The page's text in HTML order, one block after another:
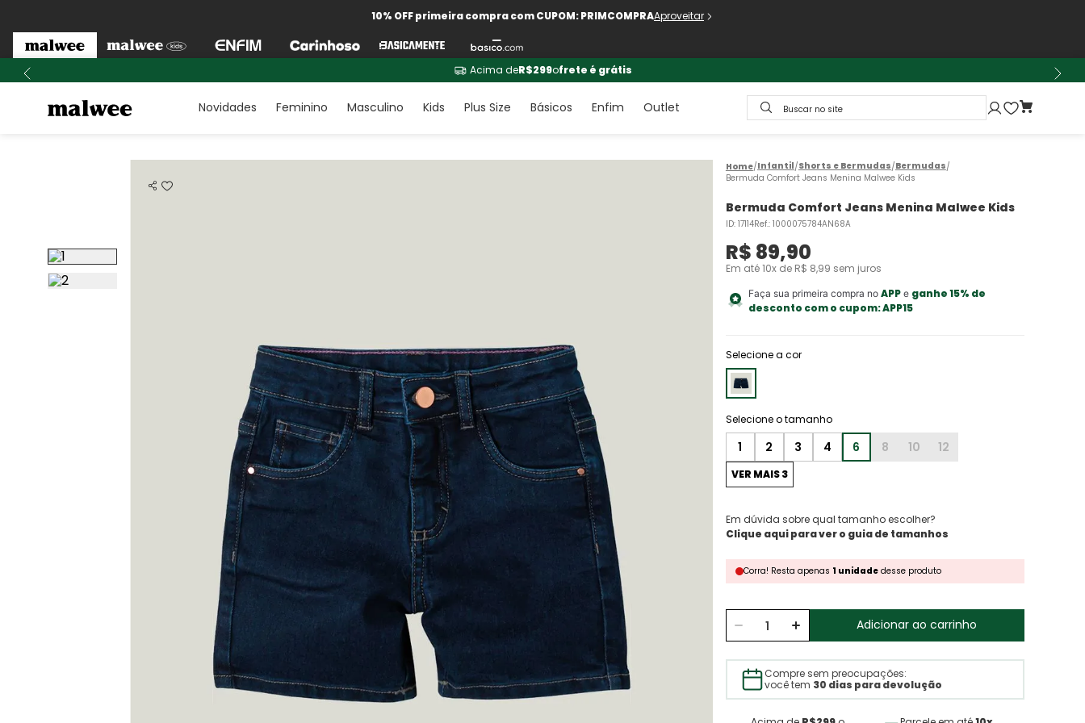
10% OFF primeira compra com CUPOM: PRIMCOMPRAAproveitar
Acima deR$299ofrete é grátis
Novidades Feminino Masculino Kids Plus Size Básicos Enfim Outlet Buscar no site
Infantil Shorts e Bermudas Bermudas
Bermuda Comfort Jeans Menina Malwee Kids
Bermuda Comfort Jeans Menina Malwee Kids
ID: 17114Ref.: 1000075784AN68A
R$ 89,90
Em até10x de R$ 8,99 sem juros
Faça sua primeira compra no APPe ganhe 15% de
desconto com o cupom:APP15
Selecione a cor
1 2 3 4 6 8 10 12
VER MAIS 3
Em dúvida sobre qual tamanho escolher?
Clique aqui para ver o guia de tamanhos
Corra! Resta apenas 1 unidadedesse produto
Adicionar ao carrinho
Compre sem preocupações:
você tem 30 dias para devolução